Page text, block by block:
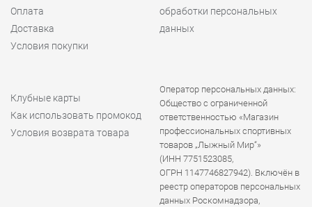
Оплата
Доставка
Условия покупки
обработки персональных
данных
Клубные карты
Как использовать промокод
Условия возврата товара
Оператор персональных данных:
Общество с ограниченной
ответственностью «Магазин
профессиональных спортивных
товаров „Лыжный Мир“»
(ИНН 7751523085,
ОГРН 1147746827942). Включён в
реестр операторов персональных
данных Роскомнадзора,